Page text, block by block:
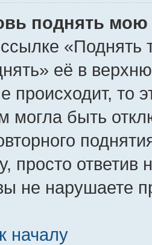
поднять мою
«Поднять
её в
происходит, то
могла быть
просто ответив
не нарушаете
началу